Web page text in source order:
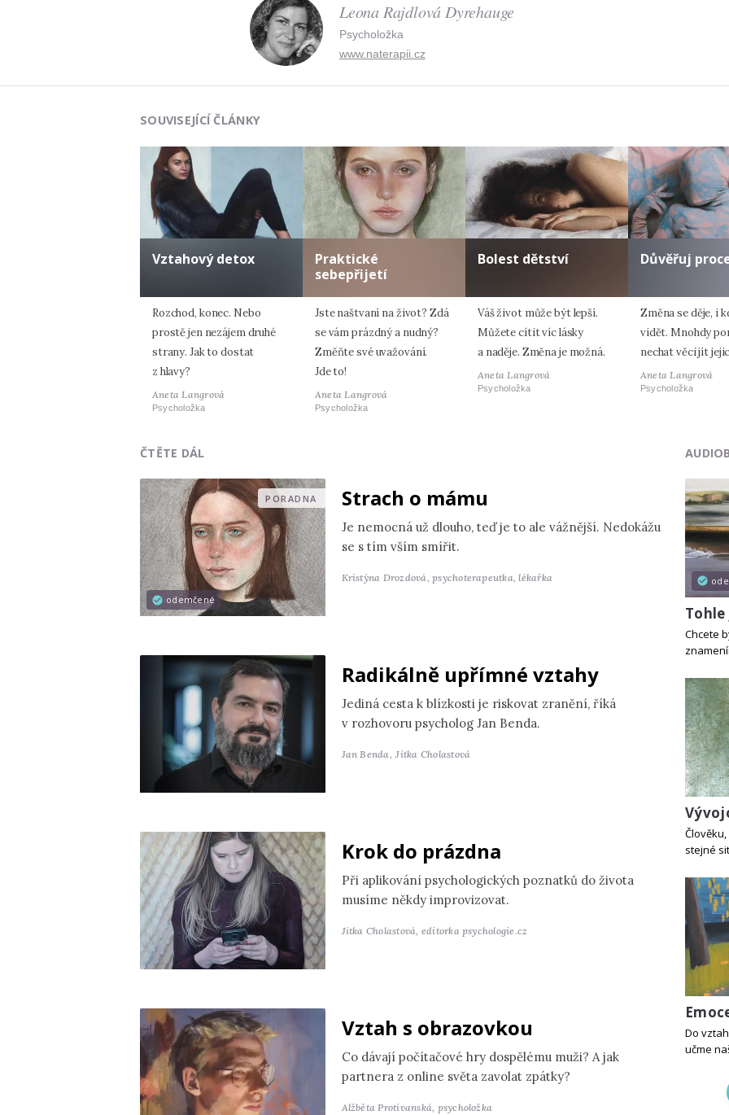
Leona Rajdlová Dyrehauge
Psycholožka
www.naterapii.cz
SOUVISEJÍCÍ ČLÁNKY
Vztahový detox
Rozchod, konec. Nebo
prostě jen nezájem druhé
strany. Jak to dostat
z hlavy?
Aneta Langrová
Psycholožka
Praktické
sebepřijetí
Jste naštvaní na život? Zdá
se vám prázdný a nudný?
Změňte své uvažování.
Jde to!
Aneta Langrová
Psycholožka
Bolest dětství
Váš život může být lepší.
Můžete cítit víc lásky
a naděje. Změna je možná.
Aneta Langrová
Psycholožka
Důvěřuj
Změna se děje, i
vidět. Mnohdy
nechat věci jít
Aneta Langrová
Psycholožka
ČTĚTE DÁL
odemčené
PORADNA Strach o mámu
Je nemocná už dlouho, teď je to ale vážnější. Nedokážu
se s tím vším smířit.
Kristýna Drozdová,psychoterapeutka, lékařka
Radikálně upřímné vztahy
Jediná cesta k blízkosti je riskovat zranění, říká
v rozhovoru psycholog Jan Benda.
Jan Benda, Jitka Cholastová
Krok do prázdna
Při aplikování psychologických poznatků do života
musíme někdy improvizovat.
Jitka Cholastová, editorka psychologie.cz
Vztah s obrazovkou
Co dávají počítačové hry dospělému muži? A jak
partnera z online světa zavolat zpátky?
Alžběta Protivanská, psycholožka
Chcete
stejné
Do
učme